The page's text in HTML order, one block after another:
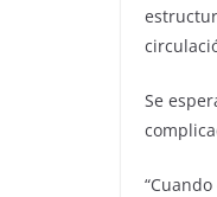
Se